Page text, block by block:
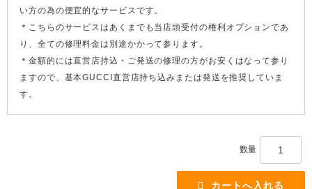
い方の為の便宜的なサービスです。
＊こちらのサービスはあくまでも当店頭受付の権利オプションであ
り、全ての修理料金は別途かかって参ります。
＊金額的には直営店持込・ご発送の修理の方がお安くはなって参り
ますので、基本GUCCI直営店持ち込みまたは発送を推奨していま
す。
数量